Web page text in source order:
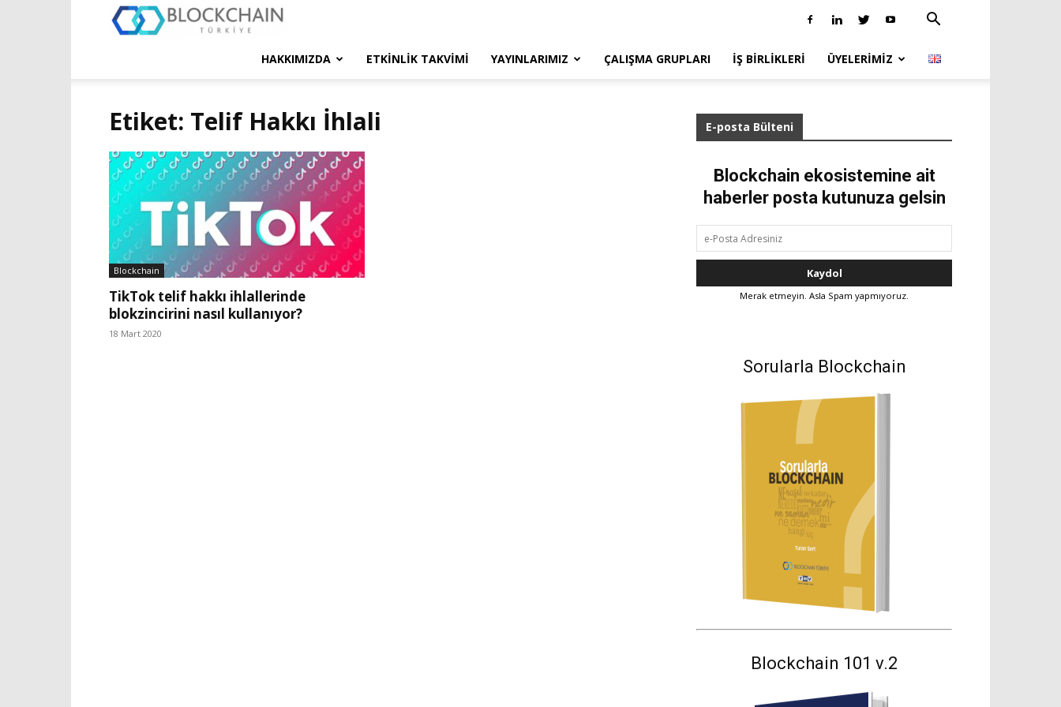
Türkiye
HAKKIMIZDA ETKINLIK TAKVIMI YAYINLARIMIZ ÇALIŞMA GRUPLARI İŞ BIRLIKLERI ÜYELERIMIZ
Etiket: Telif Hakkı İhlali
Blockchain
TikTok telif hakkı ihlallerinde
blokzincirini nasıl kullanıyor?
18 Mart 2020
E-posta Bülteni
Blockchain ekosistemine ait
haberler posta kutunuza gelsin
Merak etmeyin. Asla Spam yapmıyoruz.
Sorularla Blockchain
Blockchain 101 v.2